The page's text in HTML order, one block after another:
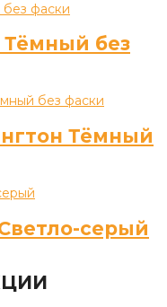
Тёмный без
Тёмный
серый